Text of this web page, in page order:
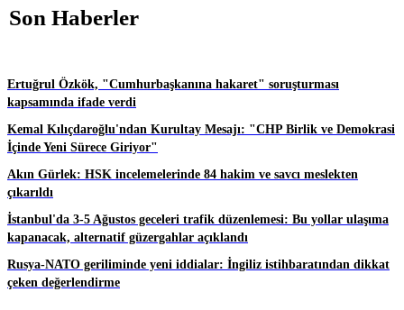
Son Haberler
Ertuğrul Özkök, "Cumhurbaşkanına hakaret" soruşturması
kapsamında ifade verdi
Kemal Kılıçdaroğlu'ndan Kurultay Mesajı: "CHP Birlik ve Demokrasi
İçinde Yeni Sürece Giriyor"
Akın Gürlek: HSK incelemelerinde 84 hakim ve savcı meslekten
çıkarıldı
İstanbul'da 3-5 Ağustos geceleri trafik düzenlemesi: Bu yollar ulaşıma
kapanacak, alternatif güzergahlar açıklandı
Rusya-NATO geriliminde yeni iddialar: İngiliz istihbaratından dikkat
çeken değerlendirme